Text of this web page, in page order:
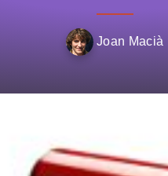
Joan Macià